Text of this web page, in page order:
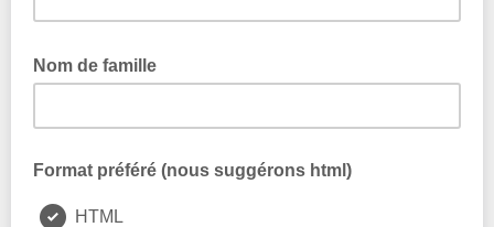
Nom de famille
Format préféré (nous suggérons html)
HTML